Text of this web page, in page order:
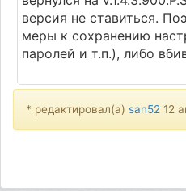
версия не ставиться.
меры к сохранению
паролей и т.п.), либо
* редактировал(а)san52 12